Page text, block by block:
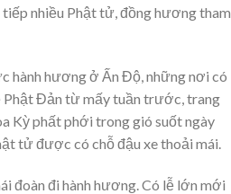
tiếp nhiều Phật tử, đồng hương tham
hành hương ở Ấn Độ, những nơi có
Phật Đản từ mấy tuần trước, trang
Kỳ phất phới trong gió suốt ngày
tử được có chỗ đậu xe thoải mái.
đoàn đi hành hương. Có lễ lớn mới